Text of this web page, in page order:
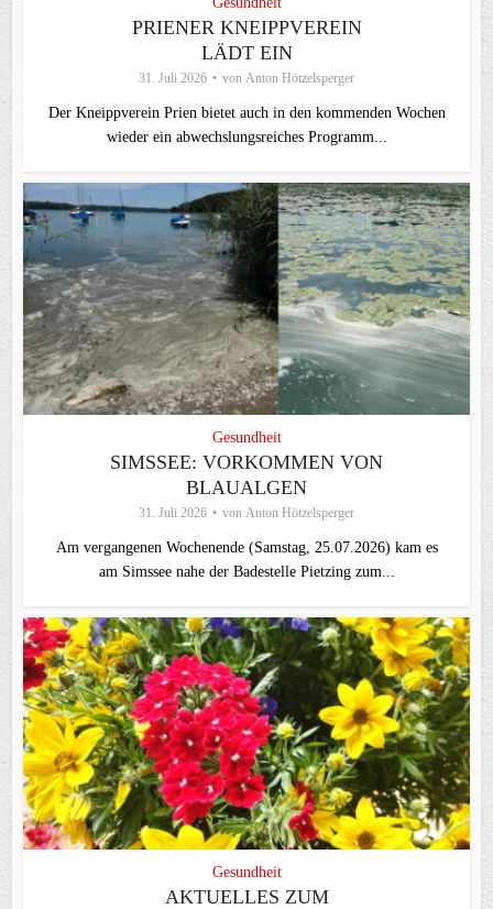
PRIENER KNEIPPVEREIN
LÄDT EIN
31. Juli 2026 von Anton Hötzelsperger
Der Kneippverein Prien bietet auch in den kommenden Wochen
wieder ein abwechslungsreiches Programm...
Gesundheit
SIMSSEE: VORKOMMEN VON
BLAUALGEN
31. Juli 2026 von Anton Hötzelsperger
Am vergangenen Wochenende (Samstag, 25.07.2026) kam es
am Simssee nahe der Badestelle Pietzing zum...
Gesundheit
AKTUELLES ZUM